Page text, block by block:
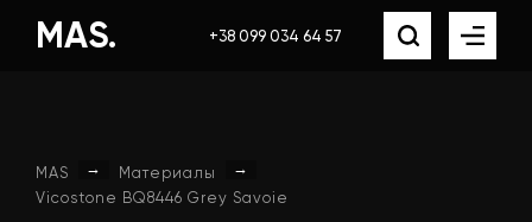
MAS. +38 099 034 64 57
MAS → Материалы
→
Vicostone BQ8446 Grey Savoie